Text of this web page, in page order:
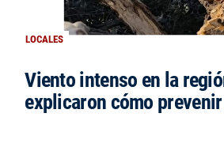
LOCALES
Viento intenso en la
explicaron cómo